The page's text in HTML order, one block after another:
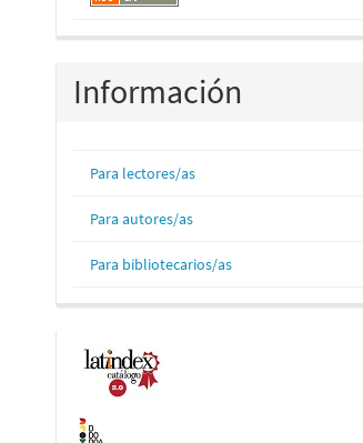
Información
Para lectores/as
Para autores/as
Para bibliotecarios/as
Indexaciones